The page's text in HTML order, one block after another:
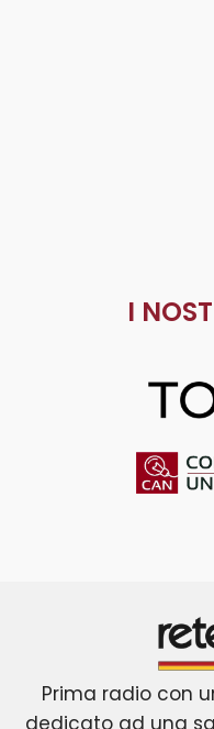
I
Prima radio con